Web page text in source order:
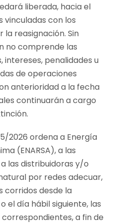
liberada, hacia el
vinculadas con los
reasignación. Sin
no comprende las
intereses, penalidades u
de operaciones
anterioridad a la fecha
continuarán a cargo
2026 ordena a Energía
(ENARSA), a las
las distribuidoras y/o
por redes adecuar,
corridos desde la
el día hábil siguiente, las
a fin de